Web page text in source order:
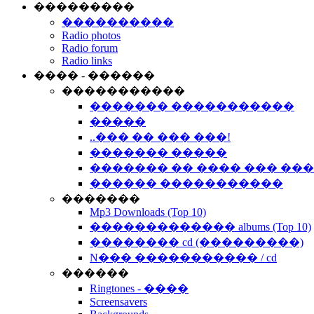
���������
����������
Radio photos
Radio forum
Radio links
���� - ������
�����������
������� �����������
�����
..��� �� ��� ���!
������� �����
������� �� ���� ���
������ �����������
�������
Mp3 Downloads (Top 10)
������������� albums (Top 10)
�������� cd (���������)
N��� ����������� / cd
������
Ringtones - ����
Screensavers